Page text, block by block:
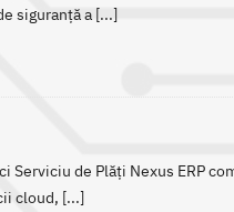
siguranță a [...]
Serviciu de Plăți Nexus ERP
cloud, [...]